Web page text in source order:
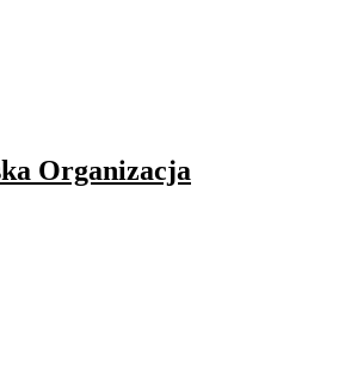
Organizacja